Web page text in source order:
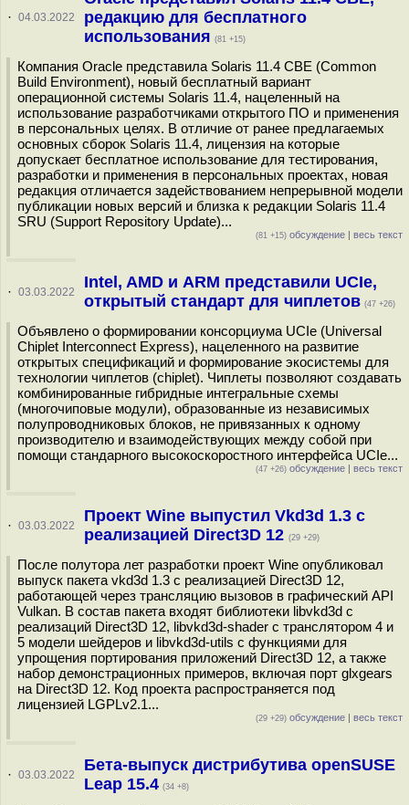
· 04.03.2022
редакцию для бесплатного
использования (81 +15)
Компания Oracle представила Solaris 11.4 CBE (Common
Build Environment), новый бесплатный вариант
операционной системы Solaris 11.4, нацеленный на
использование разработчиками открытого ПО и применения
в персональных целях. В отличие от ранее предлагаемых
основных сборок Solaris 11.4, лицензия на которые
допускает бесплатное использование для тестирования,
разработки и применения в персональных проектах, новая
редакция отличается задействованием непрерывной модели
публикации новых версий и близка к редакции Solaris 11.4
SRU (Support Repository Update)...
(81 +15) обсуждение | весь текст
· 03.03.2022
Intel, AMD и ARM представили UCIe,
открытый стандарт для чиплетов (47 +26)
Объявлено о формировании консорциума UCIe (Universal
Chiplet Interconnect Express), нацеленного на развитие
открытых спецификаций и формирование экосистемы для
технологии чиплетов (chiplet). Чиплеты позволяют создавать
комбинированные гибридные интегральные схемы
(многочиповые модули), образованные из независимых
полупроводниковых блоков, не привязанных к одному
производителю и взаимодействующих между собой при
помощи стандарного высокоскоростного интерфейса UCIe...
(47 +26) обсуждение | весь текст
· 03.03.2022
Проект Wine выпустил Vkd3d 1.3 с
реализацией Direct3D 12 (29 +29)
После полутора лет разработки проект Wine опубликовал
выпуск пакета vkd3d 1.3 с реализацией Direct3D 12,
работающей через трансляцию вызовов в графический API
Vulkan. В состав пакета входят библиотеки libvkd3d с
реализаций Direct3D 12, libvkd3d-shader c транслятором 4 и
5 модели шейдеров и libvkd3d-utils с функциями для
упрощения портирования приложений Direct3D 12, а также
набор демонстрационных примеров, включая порт glxgears
на Direct3D 12. Код проекта распространяется под
лицензией LGPLv2.1...
(29 +29) обсуждение | весь текст
· 03.03.2022
Бета-выпуск дистрибутива openSUSE
Leap 15.4 (34 +8)